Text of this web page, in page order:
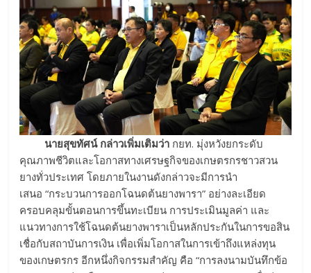
นายสุขทัศน์ กล่าวเพิ่มเติมว่า กยท. มุ่งหวังยกระดับ
คุณภาพชีวิตและโอกาสทางเศรษฐกิจของเกษตรกรชาวสวน
ยางทั่วประเทศ โดยภายในงานดังกล่าวจะมีการนำ
เสนอ “กระบวนการออกโฉนดต้นยางพารา” อย่างละเอียด
ครอบคลุมขั้นตอนการขึ้นทะเบียน การประเมินมูลค่า และ
แนวทางการใช้โฉนดต้นยางพาราเป็นหลักประกันในการขอสิน
เชื่อกับสถาบันการเงิน เพื่อเพิ่มโอกาสในการเข้าถึงแหล่งทุน
ของเกษตรกร อีกหนึ่งกิจกรรมสำคัญ คือ “การลงนามบันทึกข้อ